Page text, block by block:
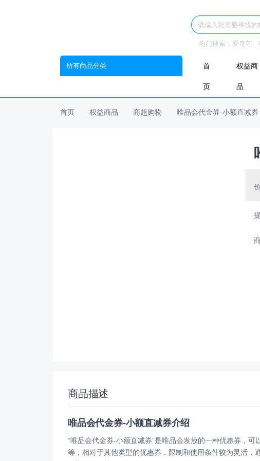
热门搜索： 爱奇艺
所有商品分类 首
页
权益商
品
首页 权益商品 商超购物 唯品会代金券-小额直减券
商品描述
唯品会代金券-小额直减券介绍
“唯品会代金券-小额直减券”是唯品会发放的一种优惠券，
等，相对于其他类型的优惠券，限制和使用条件较为灵活